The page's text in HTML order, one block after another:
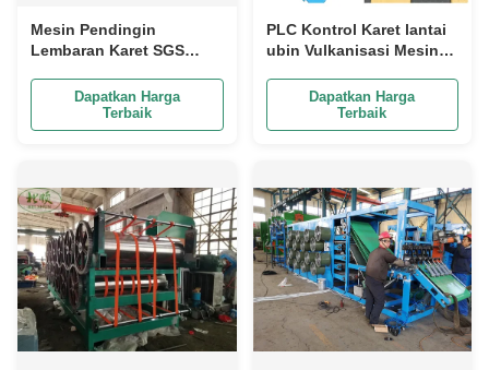
Mesin Pendingin
Lembaran Karet SGS
Rubber Compound Film
Dapatkan Harga
Terbaik
PLC Kontrol Karet lantai
ubin Vulkanisasi Mesin
pembuatan Mesin
Dapatkan Harga
Terbaik